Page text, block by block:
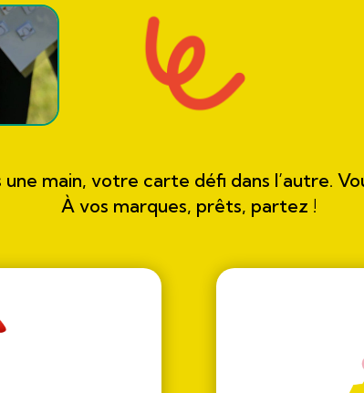
une main, votre carte défi dans l’autre.
À vos marques, prêts, partez !